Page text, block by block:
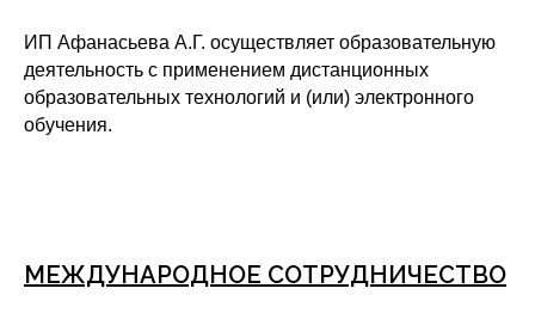
ИП Афанасьева А.Г. осуществляет образовательную
деятельность с применением дистанционных
образовательных технологий и (или) электронного
обучения.
МЕЖДУНАРОДНОЕ СОТРУДНИЧЕСТВО